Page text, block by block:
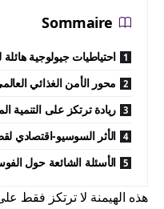
Sommaire
احتياطيات جيولوجية هائلة
محور الأمن الغذائي
ريادة ترتكز على التنمية
الأثر السوسيو-اقتصادي
الأسئلة الشائعة حول
هذه الهيمنة لا ترتكز فقط